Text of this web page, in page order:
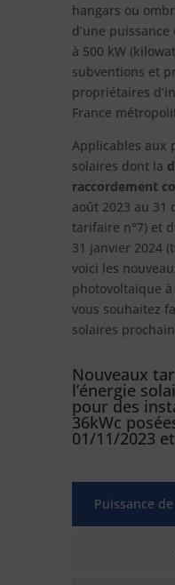
hangars ou
d’une
à 500 kW
subventions et
propriétaires
France
Applicables aux
solaires dont la
raccordement
août 2023 au 31
tarifaire n°7) et
31 janvier 2024
voici les
photovoltaïque
vous souhaitez
solaires
Nouveaux
l’énergie
pour des
36kWc
01/11/2023
Puissance